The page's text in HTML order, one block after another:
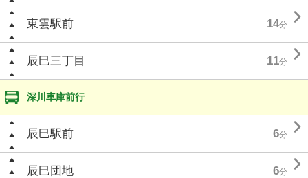
東雲駅前 14分 
辰巳三丁目 11分 
深川車庫前行
辰巳駅前 6分 
辰巳団地 6分 